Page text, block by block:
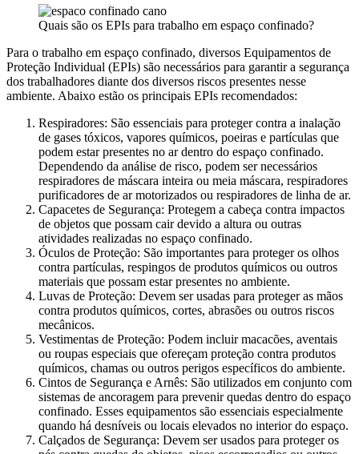
Quais são os EPIs para trabalho em espaço confinado?
Para o trabalho em espaço confinado, diversos Equipamentos de
Proteção Individual (EPIs) são necessários para garantir a segurança
dos trabalhadores diante dos diversos riscos presentes nesse
ambiente. Abaixo estão os principais EPIs recomendados:
Respiradores: São essenciais para proteger contra a inalação
de gases tóxicos, vapores químicos, poeiras e partículas que
podem estar presentes no ar dentro do espaço confinado.
Dependendo da análise de risco, podem ser necessários
respiradores de máscara inteira ou meia máscara, respiradores
purificadores de ar motorizados ou respiradores de linha de ar.
Capacetes de Segurança: Protegem a cabeça contra impactos
de objetos que possam cair devido a altura ou outras
atividades realizadas no espaço confinado.
Óculos de Proteção: São importantes para proteger os olhos
contra partículas, respingos de produtos químicos ou outros
materiais que possam estar presentes no ambiente.
Luvas de Proteção: Devem ser usadas para proteger as mãos
contra produtos químicos, cortes, abrasões ou outros riscos
mecânicos.
Vestimentas de Proteção: Podem incluir macacões, aventais
ou roupas especiais que ofereçam proteção contra produtos
químicos, chamas ou outros perigos específicos do ambiente.
Cintos de Segurança e Arnês: São utilizados em conjunto com
sistemas de ancoragem para prevenir quedas dentro do espaço
confinado. Esses equipamentos são essenciais especialmente
quando há desníveis ou locais elevados no interior do espaço.
Calçados de Segurança: Devem ser usados para proteger os